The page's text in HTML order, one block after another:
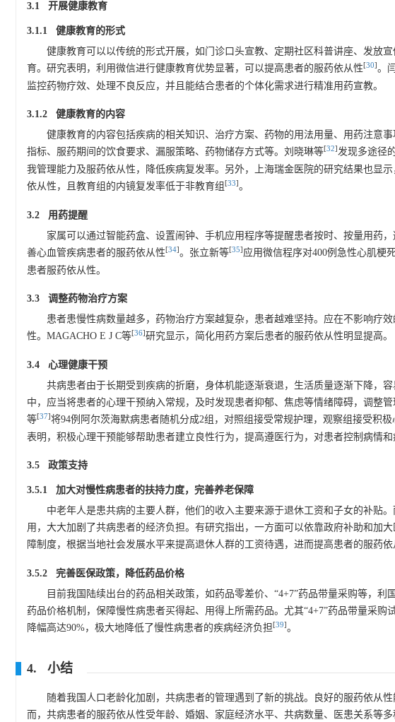
3.1 开展健康教育
3.1.1 健康教育的形式
健康教育可以以传统的形式开展，如门诊口头宣教、定期社区科普讲座、发放
育。研究表明，利用微信进行健康教育优势显著，可以提高患者的服药依从性[30]。
监控药物疗效、处理不良反应，并且能结合患者的个体化需求进行精准用药宣教。
3.1.2 健康教育的内容
健康教育的内容包括疾病的相关知识、治疗方案、药物的用法用量、用药注意
指标、服药期间的饮食要求、漏服策略、药物储存方式等。刘晓琳等[32]发现多途径
我管理能力及服药依从性，降低疾病复发率。另外，上海瑞金医院的研究结果也显
依从性，且教育组的内镜复发率低于非教育组 [33]。
3.2 用药提醒
家属可以通过智能药盒、设置闹钟、手机应用程序等提醒患者按时、按量用药
善心血管疾病患者的服药依从性[34]。张立新等[35] 应用微信程序对400例急性心肌梗
患者服药依从性。
3.3 调整药物治疗方案
患者患慢性病数量越多，药物治疗方案越复杂，患者越难坚持。应在不影响疗
性。MAGACHO E J C等[36]研究显示，简化用药方案后患者的服药依从性明显提高。
3.4 心理健康干预
共病患者由于长期受到疾病的折磨，身体机能逐渐衰退，生活质量逐渐下降，
中，应当将患者的心理干预纳入常规，及时发现患者抑郁、焦虑等情绪障碍，调整
等[37]将94例阿尔茨海默病患者随机分成2组，对照组接受常规护理，观察组接受积
表明，积极心理干预能够帮助患者建立良性行为，提高遵医行为，对患者控制病情和
3.5 政策支持
3.5.1 加大对慢性病患者的扶持力度，完善养老保障
中老年人是患共病的主要人群，他们的收入主要来源于退休工资和子女的补贴
用，大大加剧了共病患者的经济负担。有研究指出，一方面可以依靠政府补助和加
障制度，根据当地社会发展水平来提高退休人群的工资待遇，进而提高患者的服药依
3.5.2 完善医保政策，降低药品价格
目前我国陆续出台的药品相关政策，如药品零差价、“4+7”药品带量采购等，
药品价格机制，保障慢性病患者买得起、用得上所需药品。尤其“4+7”药品带量采
降幅高达90%，极大地降低了慢性病患者的疾病经济负担[39]。
4. 小结
随着我国人口老龄化加剧，共病患者的管理遇到了新的挑战。良好的服药依从
而，共病患者的服药依从性受年龄、婚姻、家庭经济水平、共病数量、医患关系等